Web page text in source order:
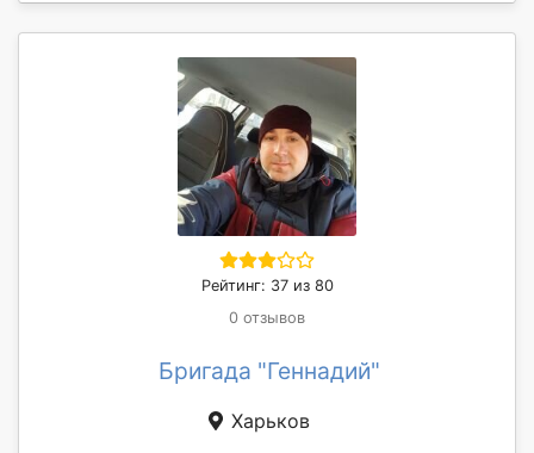
Рейтинг: 37 из 80
0 отзывов
Бригада "Геннадий"
Харьков